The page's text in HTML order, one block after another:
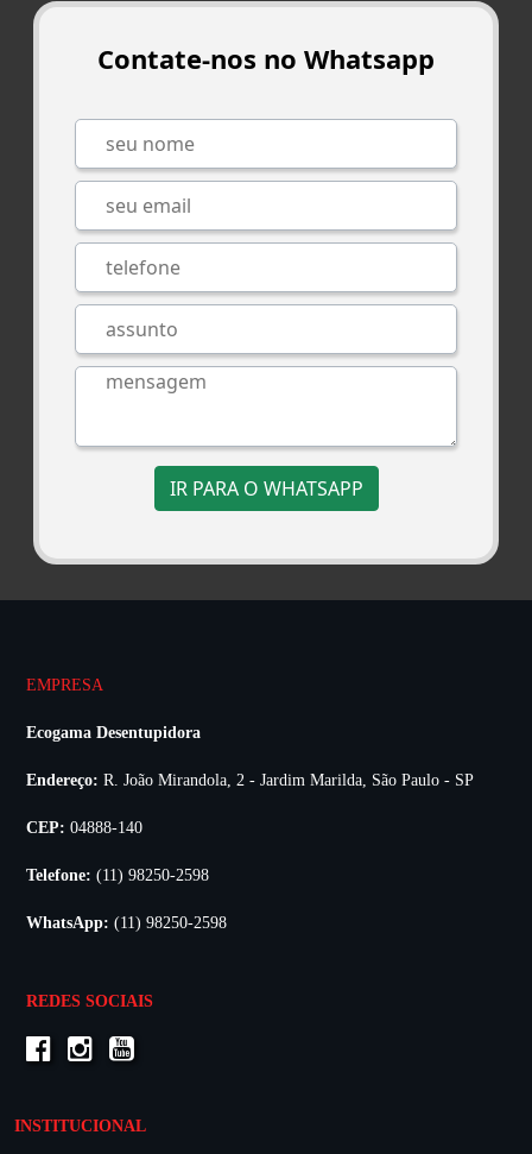
Contate-nos no Whatsapp
IR PARA O WHATSAPP
EMPRESA
Ecogama Desentupidora
Endereço: R. João Mirandola, 2 - Jardim Marilda, São Paulo - SP
CEP: 04888-140
Telefone: (11) 98250-2598
WhatsApp: (11) 98250-2598
REDES SOCIAIS
INSTITUCIONAL